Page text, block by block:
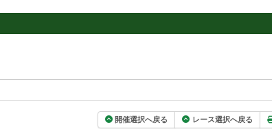
開催選択へ戻る レース選択へ戻る